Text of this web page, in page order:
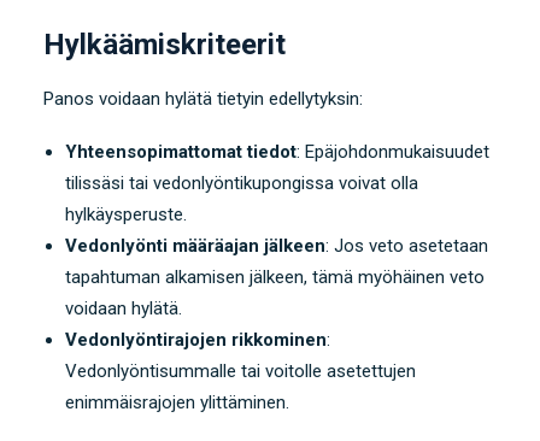
Hylkäämiskriteerit
Panos voidaan hylätä tietyin edellytyksin:
Yhteensopimattomat tiedot: Epäjohdonmukaisuudet
tilissäsi tai vedonlyöntikupongissa voivat olla
hylkäysperuste.
Vedonlyönti määräajan jälkeen: Jos veto asetetaan
tapahtuman alkamisen jälkeen, tämä myöhäinen veto
voidaan hylätä.
Vedonlyöntirajojen rikkominen:
Vedonlyöntisummalle tai voitolle asetettujen
enimmäisrajojen ylittäminen.